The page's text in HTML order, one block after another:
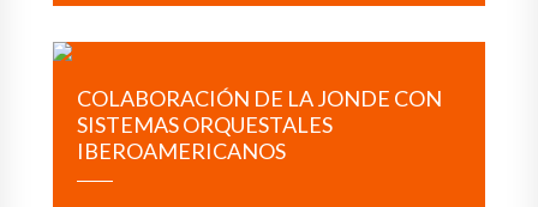
COLABORACIÓN DE LA JONDE CON
SISTEMAS ORQUESTALES
IBEROAMERICANOS